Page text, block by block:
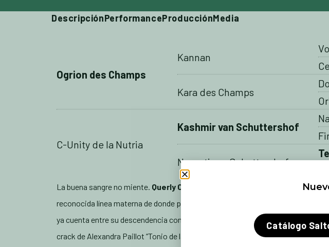
DescripciónPerformanceProducciónMedia
Ogrion des Champs
Kannan
Kara des Champs
C-Unity de la Nutria
Kashmir van Schuttershof
Narcotique Schuttershof
La buena sangre no miente. Querly Chin
, el nombre suena como garantía de
reconocida línea materna de donde proviene H’aubigny de Talma. Por parte
ya cuenta entre su descendencia con muchos artistas de primer nivel como “Tam
crack de Alexandra Paillot “Tonio de la Goutelle”. Con una impresionante
Catálogo